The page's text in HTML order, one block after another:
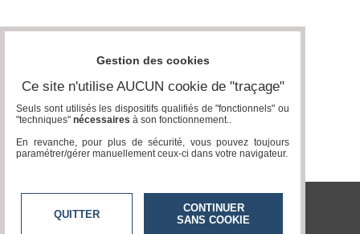
J'irai pétrir chez vous
Gestion des cookies
Ce site n'utilise AUCUN cookie de "traçage"
Seuls sont utilisés les dispositifs qualifiés de "fonctionnels" ou
"techniques" nécessaires à son fonctionnement..
En revanche, pour plus de sécurité, vous pouvez toujours
paramétrer/gérer manuellement ceux-ci dans votre navigateur.
QUITTER
CONTINUER
SANS COOKIE